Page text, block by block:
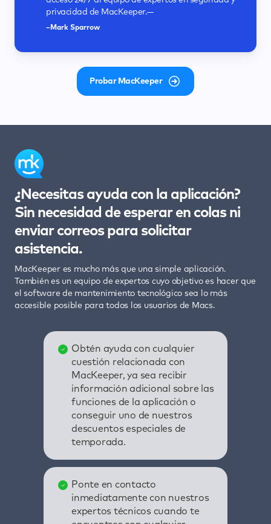
privacidad de MacKeeper.—
–Mark Sparrow
–Neil J Rubenking
–Keith Martin
recuperar espacio, que es más de lo que haría
cualquier software antivirus estándar.—
—
–Chyelle Dvorak
Probar MacKeeper
¿Necesitas ayuda con la aplicación?
Sin necesidad de esperar en colas ni
enviar correos para solicitar
asistencia.
MacKeeper es mucho más que una simple aplicación.
También es un equipo de expertos cuyo objetivo es hacer que
el software de mantenimiento tecnológico sea lo más
accesible posible para todos los usuarios de Macs.
Obtén ayuda con cualquier
cuestión relacionada con
MacKeeper, ya sea recibir
información adicional sobre las
funciones de la aplicación o
conseguir uno de nuestros
descuentos especiales de
temporada.
Ponte en contacto
inmediatamente con nuestros
expertos técnicos cuando te